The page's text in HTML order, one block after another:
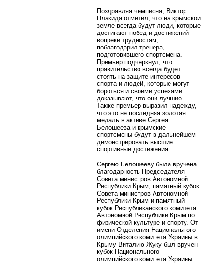
Поздравляя чемпиона, Виктор
Плакида отметил, что на крымской
земле всегда будут люди, которые
достигают побед и достижений
вопреки трудностям,
поблагодарил тренера,
подготовившего спортсмена.
Премьер подчеркнул, что
правительство всегда будет
стоять на защите интересов
спорта и людей, которые могут
бороться и своими успехами
доказывают, что они лучшие.
Также премьер выразил надежду,
что это не последняя золотая
медаль в активе Сергея
Белошеева и крымские
спортсмены будут в дальнейшем
демонстрировать высшие
спортивные достижения.
Сергею Белошееву была вручена
благодарность Председателя
Совета министров Автономной
Республики Крым, памятный кубок
Совета министров Автономной
Республики Крым и памятный
кубок Республиканского комитета
Автономной Республики Крым по
физической культуре и спорту. От
имени Отделения Национального
олимпийского комитета Украины в
Крыму Виталию Жуку был вручен
кубок Национального
олимпийского комитета Украины.